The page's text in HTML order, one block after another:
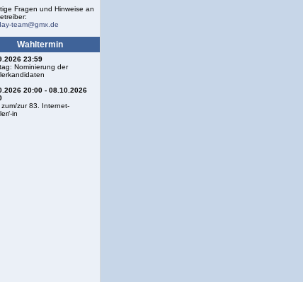
Fragen und Hinweise an
team@gmx.de
Wahltermin
23:59
Nominierung der
20:00 - 08.10.2026
zum/zur 83. Internet-
in